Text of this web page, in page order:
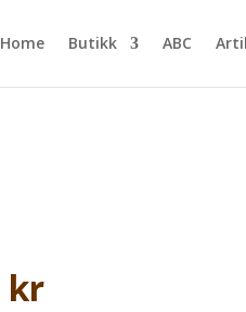
Home Butikk ABC
kr